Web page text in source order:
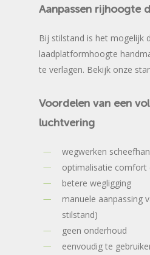
Aanpassen rijhoogte
Bij stilstand is het mogelijk
laadplatformhoogte
te verlagen. Bekijk onze
Voordelen van een
luchtvering
wegwerken
optimalisatie comfort
betere wegligging
manuele aanpassing
stilstand)
geen onderhoud
eenvoudig te